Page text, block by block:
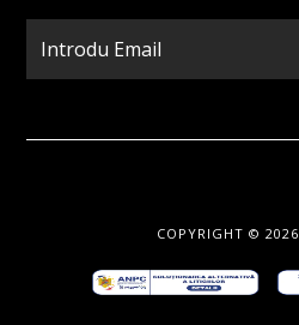
COPYRIGHT © 2026